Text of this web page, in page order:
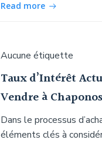
Read more
Aucune étiquette
Taux d’Intérêt
Vendre à
Dans le processus
éléments clés à